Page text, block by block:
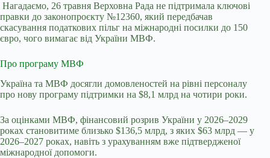
Нагадаємо, 26 травня Верховна Рада не підтримала ключові
правки до законопроєкту №12360, який передбачав
скасування податкових пільг на міжнародні посилки до 150
євро, чого вимагає від України МВФ.
Про програму МВФ
Україна та МВФ досягли домовленостей на рівні персоналу
про нову програму підтримки на $8,1 млрд на чотири роки.
За оцінками МВФ, фінансовий розрив України у 2026–2029
роках становитиме близько $136,5 млрд, з яких $63 млрд — у
2026–2027 роках, навіть з урахуванням вже підтвердженої
міжнародної допомоги.